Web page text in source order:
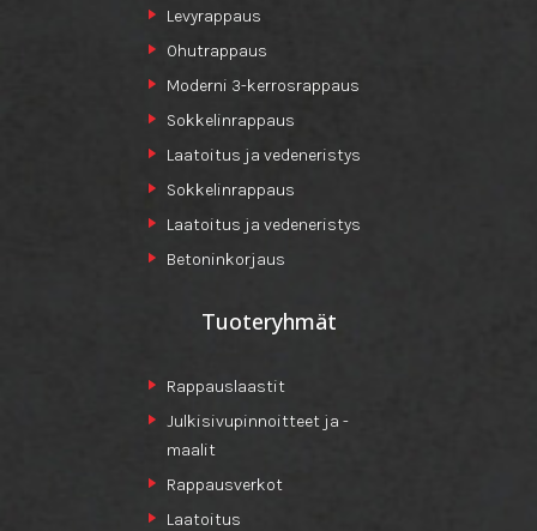
Levyrappaus
Ohutrappaus
Moderni 3-kerrosrappaus
Sokkelinrappaus
Laatoitus ja vedeneristys
Sokkelinrappaus
Laatoitus ja vedeneristys
Betoninkorjaus
Tuoteryhmät
Rappauslaastit
Julkisivupinnoitteet ja -
maalit
Rappausverkot
Laatoitus